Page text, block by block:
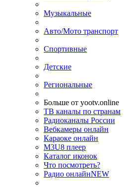
Музыкальные
Авто/Мото транспорт
Спортивные
Детские
Региональные
Больше от yootv.online
ТВ каналы по странам
Радиоканалы России
Вебкамеры онлайн
Караоке онлайн
M3U8 плеер
Каталог иконок
Что посмотреть?
Радио онлайнNEW